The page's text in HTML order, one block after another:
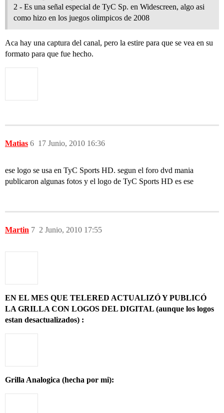
2 - Es una señal especial de TyC Sp. en Widescreen, algo asi
como hizo en los juegos olimpicos de 2008
Aca hay una captura del canal, pero la estire para que se vea en su
formato para que fue hecho.
Matias 17 Junio, 2010 16:36
6
ese logo se usa en TyC Sports HD. segun el foro dvd mania
publicaron algunas fotos y el logo de TyC Sports HD es ese
Martin 2 Junio, 2010 17:55
7
EN EL MES QUE TELERED ACTUALIZÓ Y PUBLICÓ
LA GRILLA CON LOGOS DEL DIGITAL (aunque los logos
estan desactualizados) :
Grilla Analogica (hecha por mi):